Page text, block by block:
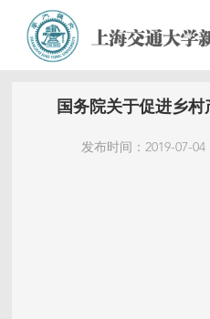
国务院关于促进乡
发布时间：2019-07-